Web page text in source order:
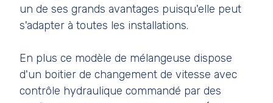
un de ses grands avantages puisqu'elle peut
s'adapter à toutes les installations.
En plus ce modèle de mélangeuse dispose
d'un boitier de changement de vitesse avec
contrôle hydraulique commandé par des